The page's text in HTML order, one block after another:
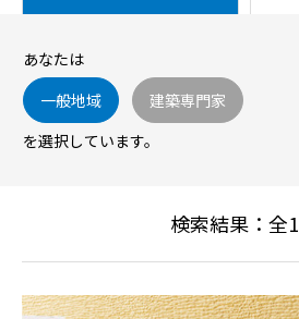
あなたは
一般地域
建築専門家
を選択しています。
検索結果：全1